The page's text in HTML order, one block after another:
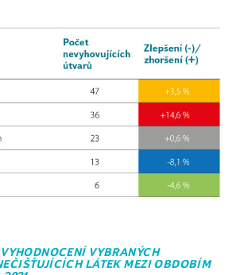
VYBRANÝCH
LÁTEK MEZI OBDOBÍM